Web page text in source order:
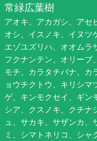
常緑広葉樹
アオキ、アカガシ、アセ
オシ、イスノキ、イヌツ
エゾユズリハ、オオムラ
フクナンテン、オリーブ
モチ、カラタチバナ、カ
ョウチクトウ、キリシ
ゲ、キンモクセイ、ギン
シア、クスノキ、クチナ
ュ、サカキ、サザンカ、
ミ、シマトネリコ、シ